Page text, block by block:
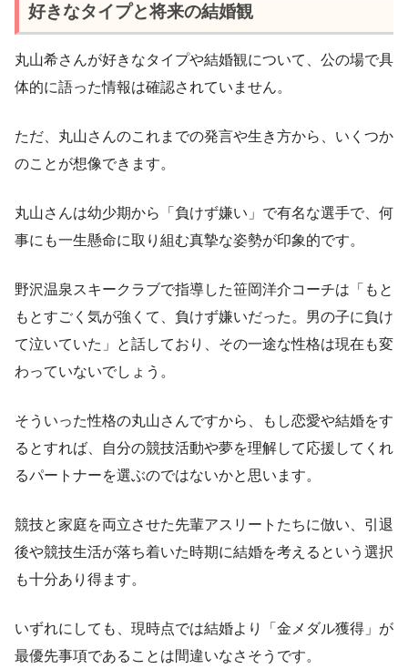
好きなタイプと将来の結婚観
丸山希さんが好きなタイプや結婚観について、公の場で具
体的に語った情報は確認されていません。
ただ、丸山さんのこれまでの発言や生き方から、いくつか
のことが想像できます。
丸山さんは幼少期から「負けず嫌い」で有名な選手で、何
事にも一生懸命に取り組む真摯な姿勢が印象的です。
野沢温泉スキークラブで指導した笹岡洋介コーチは「もと
もとすごく気が強くて、負けず嫌いだった。男の子に負け
て泣いていた」と話しており、その一途な性格は現在も変
わっていないでしょう。
そういった性格の丸山さんですから、もし恋愛や結婚をす
るとすれば、自分の競技活動や夢を理解して応援してくれ
るパートナーを選ぶのではないかと思います。
競技と家庭を両立させた先輩アスリートたちに倣い、引退
後や競技生活が落ち着いた時期に結婚を考えるという選択
も十分あり得ます。
いずれにしても、現時点では結婚より「金メダル獲得」が
最優先事項であることは間違いなさそうです。